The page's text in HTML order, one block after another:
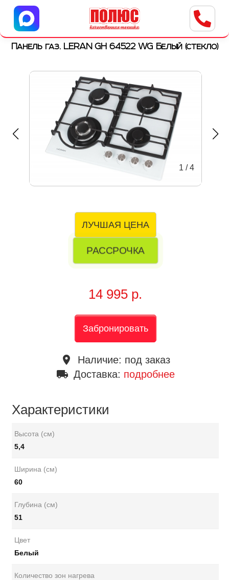
Центр бытовой техники
г. Ульяновск, ул. Пушкарева, 8a
Панель газ. LERAN GH 64522 WG Белый (стекло)
1 /4
ЛУЧШАЯ ЦЕНА
РАССРОЧКА
14 995 р.
Забронировать
place Наличие: под заказ
local_shipping Доставка: подробнее
Характеристики
Высота (см)
5,4
Ширина (см)
60
Глубина (см)
51
Цвет
Белый
Количество зон нагрева